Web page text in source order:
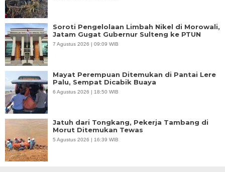
Soroti Pengelolaan Limbah Nikel di Morowali,
Jatam Gugat Gubernur Sulteng ke PTUN
7 Agustus 2026 | 09:09 WIB
Mayat Perempuan Ditemukan di Pantai Lere
Palu, Sempat Dicabik Buaya
6 Agustus 2026 | 18:50 WIB
Jatuh dari Tongkang, Pekerja Tambang di
Morut Ditemukan Tewas
5 Agustus 2026 | 16:39 WIB